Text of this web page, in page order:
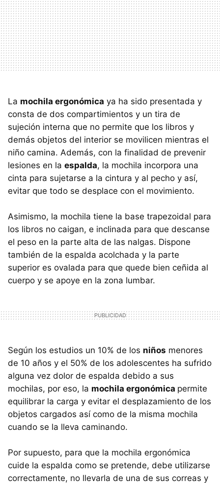
La mochila ergonómica ya ha sido presentada y
consta de dos compartimientos y un tira de
sujeción interna que no permite que los libros y
demás objetos del interior se movilicen mientras el
niño camina. Además, con la finalidad de prevenir
lesiones en la espalda, la mochila incorpora una
cinta para sujetarse a la cintura y al pecho y así,
evitar que todo se desplace con el movimiento.
Asimismo, la mochila tiene la base trapezoidal para
los libros no caigan, e inclinada para que descanse
el peso en la parte alta de las nalgas. Dispone
también de la espalda acolchada y la parte
superior es ovalada para que quede bien ceñida al
cuerpo y se apoye en la zona lumbar.
Según los estudios un 10% de los niños menores
de 10 años y el 50% de los adolescentes ha sufrido
alguna vez dolor de espalda debido a sus
mochilas, por eso, la mochila ergonómica permite
equilibrar la carga y evitar el desplazamiento de los
objetos cargados así como de la misma mochila
cuando se la lleva caminando.
Por supuesto, para que la mochila ergonómica
cuide la espalda como se pretende, debe utilizarse
correctamente, no llevarla de una de sus correas y